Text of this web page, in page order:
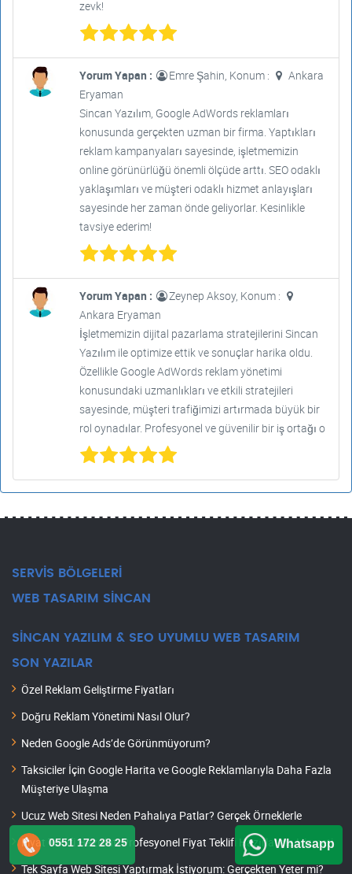
zevk!
Yorum Yapan : Emre Şahin, Konum :
Ankara
Eryaman
Sincan Yazılım, Google AdWords reklamları
konusunda gerçekten uzman bir firma. Yaptıkları
reklam kampanyaları sayesinde, işletmemizin
online görünürlüğü önemli ölçüde arttı. SEO odaklı
yaklaşımları ve müşteri odaklı hizmet anlayışları
sayesinde her zaman önde geliyorlar. Kesinlikle
tavsiye ederim!
Yorum Yapan :
Zeynep Aksoy, Konum :
Ankara Eryaman
İşletmemizin dijital pazarlama stratejilerini Sincan
Yazılım ile optimize ettik ve sonuçlar harika oldu.
Özellikle Google AdWords reklam yönetimi
konusundaki uzmanlıkları ve etkili stratejileri
sayesinde, müşteri trafiğimizi artırmada büyük bir
rol oynadılar. Profesyonel ve güvenilir bir iş ortağı o
SERVİS BÖLGELERİ
WEB TASARIM SİNCAN
SİNCAN YAZILIM & SEO UYUMLU WEB TASARIM
SON YAZILAR
Özel Reklam Geliştirme Fiyatları
Doğru Reklam Yönetimi Nasıl Olur?
Neden Google Ads’de Görünmüyorum?
Taksiciler İçin Google Harita ve Google Reklamlarıyla Daha Fazla
Müşteriye Ulaşma
Ucuz Web Sitesi Neden Pahalıya Patlar? Gerçek Örneklerle
Fiyat Teklifi Hazırlat: Profesyonel Fiyat Teklifi Hazırlatma Hizmeti
Tek Sayfa Web Sitesi Yaptırmak İstiyorum: Gerçekten Yeter mi?
0551 172 28 25 Whatsapp